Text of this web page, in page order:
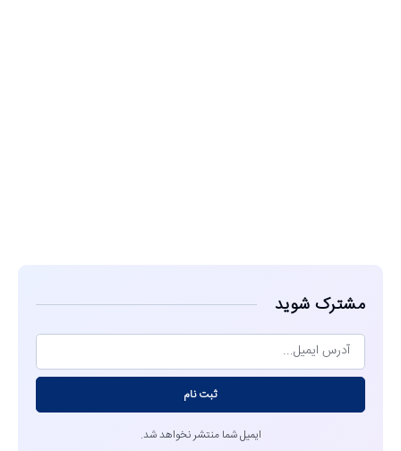
مشترک شوید
ثبت نام
ایمیل شما منتشر نخواهد شد.